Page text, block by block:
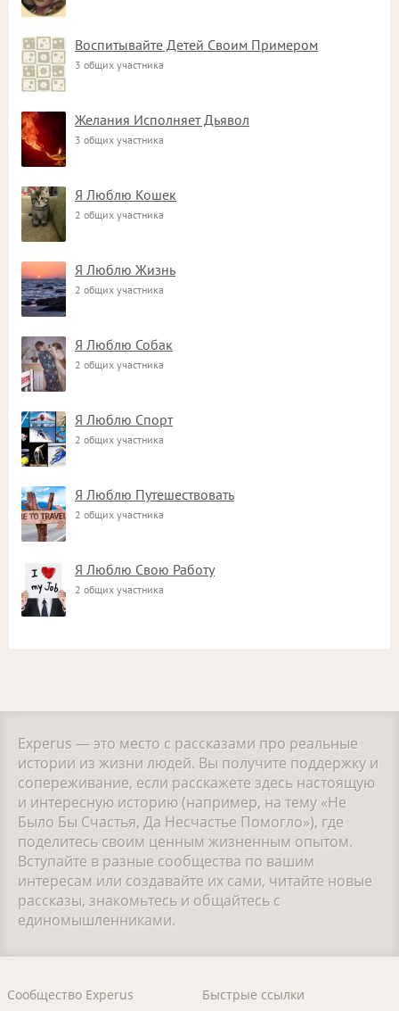
Воспитывайте Детей Своим Примером
3 общих участника
Желания Исполняет Дьявол
3 общих участника
Я Люблю Кошек
2 общих участника
Я Люблю Жизнь
2 общих участника
Я Люблю Собак
2 общих участника
Я Люблю Спорт
2 общих участника
Я Люблю Путешествовать
2 общих участника
Я Люблю Свою Работу
2 общих участника
Experus — это место с рассказами про реальные
истории из жизни людей. Вы получите поддержку и
сопереживание, если расскажете здесь настоящую
и интересную историю (например, на тему «Не
Было Бы Счастья, Да Несчастье Помогло»), где
поделитесь своим ценным жизненным опытом.
Вступайте в разные сообщества по вашим
интересам или создавайте их сами, читайте новые
рассказы, знакомьтесь и общайтесь с
единомышленниками.
Сообщество Experus Быстрые ссылки